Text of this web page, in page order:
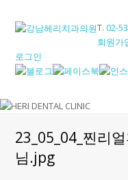
T.02-
회원가
로그인
23_05_04_찐리
님.jpg